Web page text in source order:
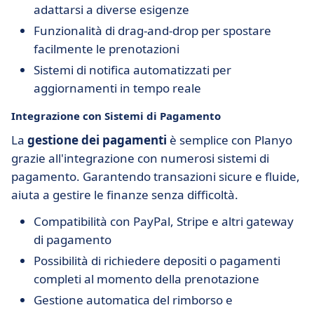
adattarsi a diverse esigenze
Funzionalità di drag-and-drop per spostare
facilmente le prenotazioni
Sistemi di notifica automatizzati per
aggiornamenti in tempo reale
Integrazione con Sistemi di Pagamento
La gestione dei pagamenti è semplice con Planyo
grazie all'integrazione con numerosi sistemi di
pagamento. Garantendo transazioni sicure e fluide,
aiuta a gestire le finanze senza difficoltà.
Compatibilità con PayPal, Stripe e altri gateway
di pagamento
Possibilità di richiedere depositi o pagamenti
completi al momento della prenotazione
Gestione automatica del rimborso e